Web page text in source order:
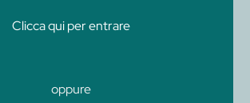
Clicca qui per entrare
oppure